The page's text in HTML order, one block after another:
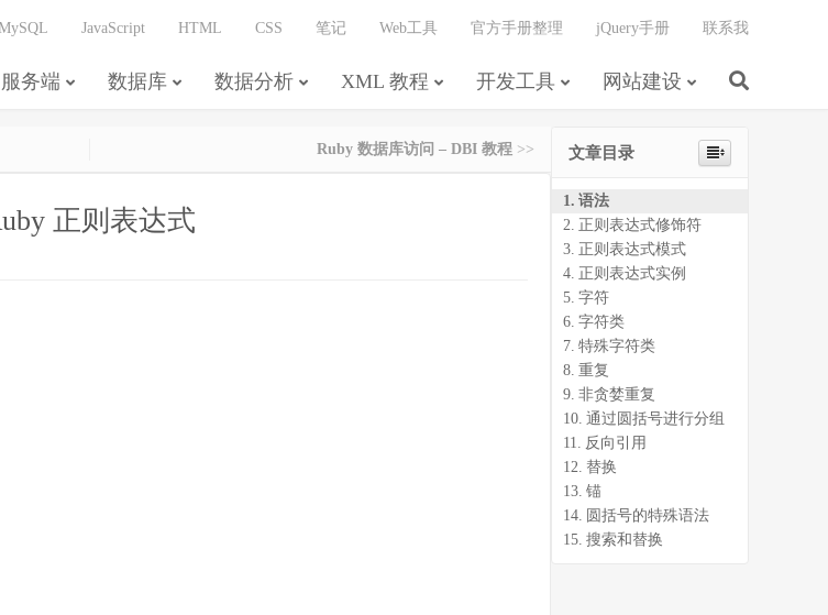
服务端 数据库 数据分析 XML 教程 开发工具 网站建设
JavaScript HTML CSS 笔记 Web工具 官方手册整理 jQuery手册 联系我
Ruby 数据库访问 – DBI 教程 >>
正则表达式
文章目录
语法
正则表达式修饰符
正则表达式模式
正则表达式实例
字符
字符类
特殊字符类
重复
非贪婪重复
通过圆括号进行分组
反向引用
替换
锚
圆括号的特殊语法
搜索和替换